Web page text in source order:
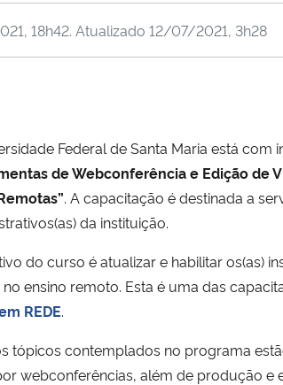
18h42. Atualizado 12/07/2021, 3h28
Federal de Santa Maria está com
de Webconferência e Edição de
. A capacitação é destinada a
da instituição.
do curso é atualizar e habilitar os(as)
no ensino remoto. Esta é uma das
REDE.
tópicos contemplados no programa
webconferências, além de produção e